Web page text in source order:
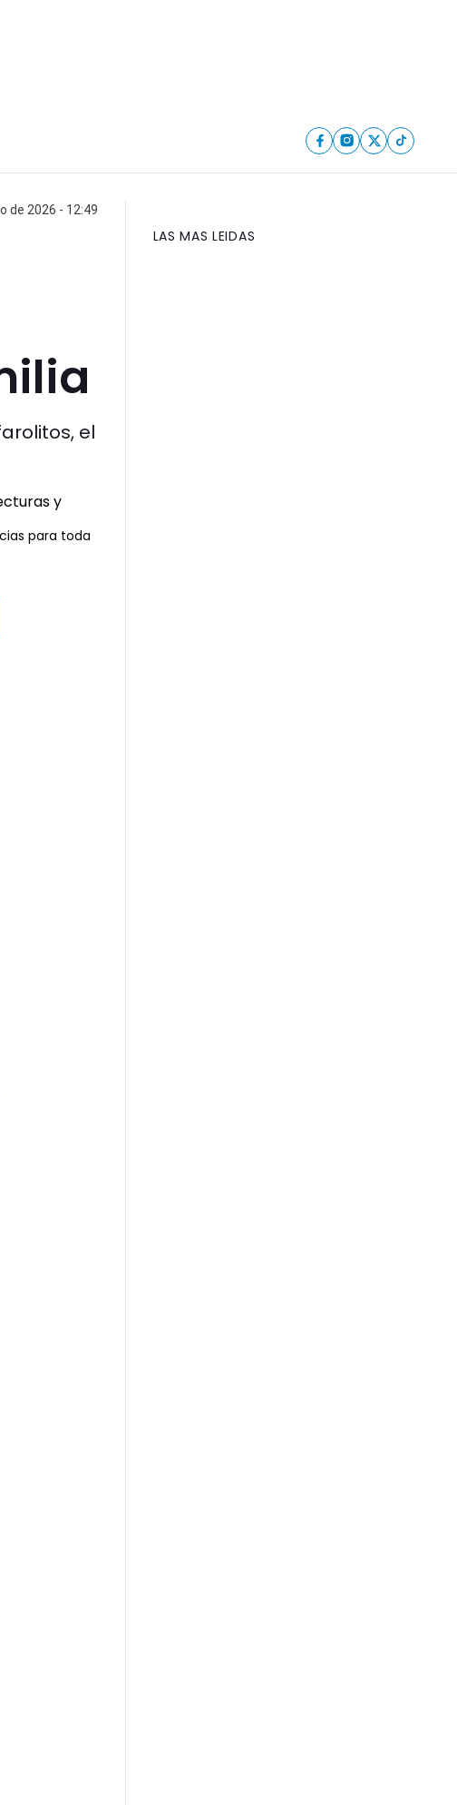
de 2026 - 12:49
el
para toda
LAS MAS LEIDAS